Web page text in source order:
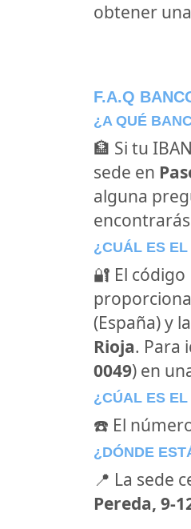
obtener
F.A.Q
¿A QUÉ
🏦 Si tu
sede en
alguna
¿CUÁL ES
🔐 El código
(España) y
Rioja. Para
0049) en
¿CÚAL ES
☎️ El
¿DÓNDE
📍 La sede
Pereda, 9-